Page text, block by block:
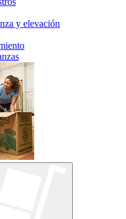
y elevación